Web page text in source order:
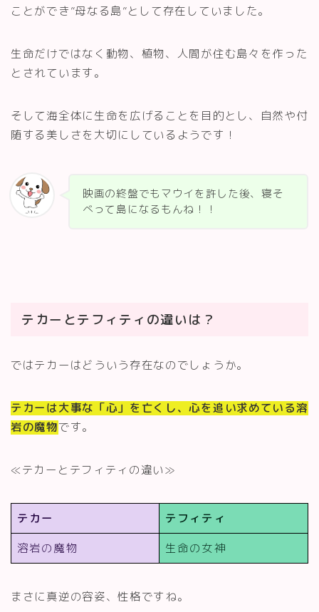
ことができ”母なる島”として存在していました。
生命だけではなく動物、植物、人間が住む島々を作った
とされています。
そして海全体に生命を広げることを目的とし、自然や付
随する美しさを大切にしているようです！
映画の終盤でもマウイを許した後、寝そ
べって島になるもんね！！
テカーとテフィティの違いは？
ではテカーはどういう存在なのでしょうか。
テカーは大事な「心」を亡くし、心を追い求めている溶
岩の魔物です。
≪テカーとテフィティの違い≫
テカー
テフィティ
溶岩の魔物
生命の女神
まさに真逆の容姿、性格ですね。